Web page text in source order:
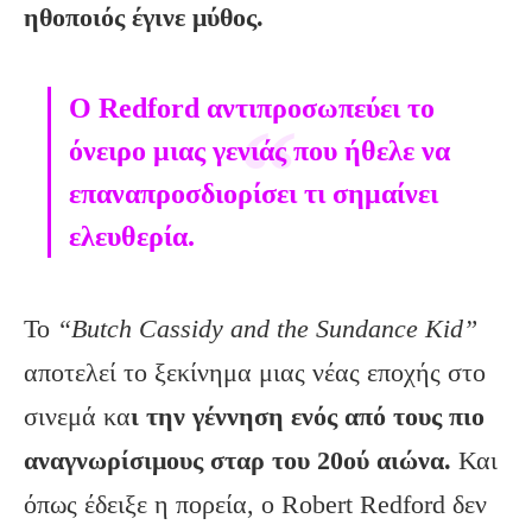
ηθοποιός έγινε μύθος.
Ο Redford αντιπροσωπεύει το
όνειρο μιας γενιάς που ήθελε να
επαναπροσδιορίσει τι σημαίνει
ελευθερία.
Το “Butch Cassidy and the Sundance Kid”
αποτελεί το ξεκίνημα μιας νέας εποχής στο
σινεμά και την γέννηση ενός από τους πιο
αναγνωρίσιμους σταρ του 20ού αιώνα. Και
όπως έδειξε η πορεία, ο Robert Redford δεν